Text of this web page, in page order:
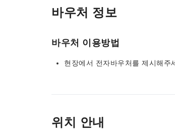
바우처 정보
바우처 이용방법
현장에서 전자바우처를 제시해주
위치 안내